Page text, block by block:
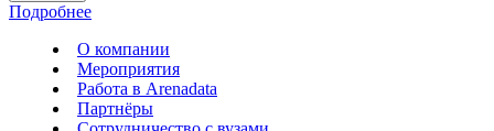
Подробнее
О компании
Мероприятия
Работа в Arenadata
Партнёры